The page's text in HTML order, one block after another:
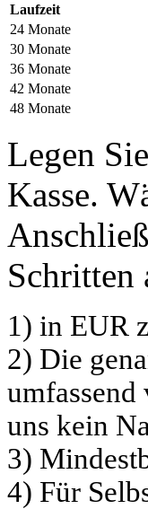
Laufzeit
24 Monate
30 Monate
36 Monate
42 Monate
48 Monate
Legen
Kasse.
Schritten
1) in EUR
2) Die
umfassend
uns kein
3)
4) Für